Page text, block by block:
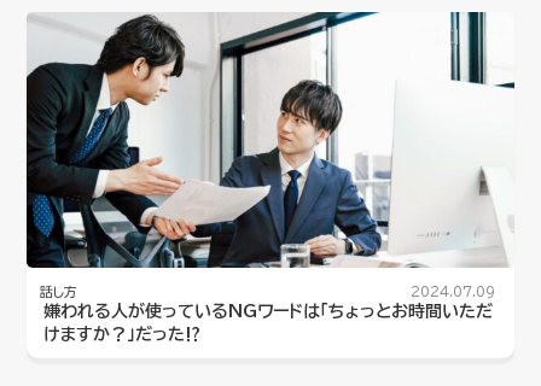
話し方 2024.07.09
嫌われる人が使っているNGワードは「ちょっとお時間いただ
けますか？」だった⁉︎